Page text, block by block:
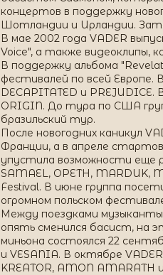
концертов в поддержку
Шотландии и Ирландии.
В мае 2002 года VADER
Voice", а также видеоклипы,
В поддержку альбома
фестивалей по всей Европе.
DECAPITATED и
ORIGIN. До тура по США
бразильский тур.
После новогодних каникул
Франции, а в апреле
упустила возможности еще
SAMAEL, OPETH, MARDUK,
Festival. В июне группа
огромном польском
Между поездками
опять сменился басист, на
миньона состоялся 22
и VESANIA. В октябре
KREATOR, AMON AMARATH